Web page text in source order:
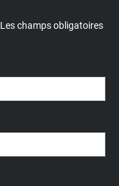
Les champs obligatoires